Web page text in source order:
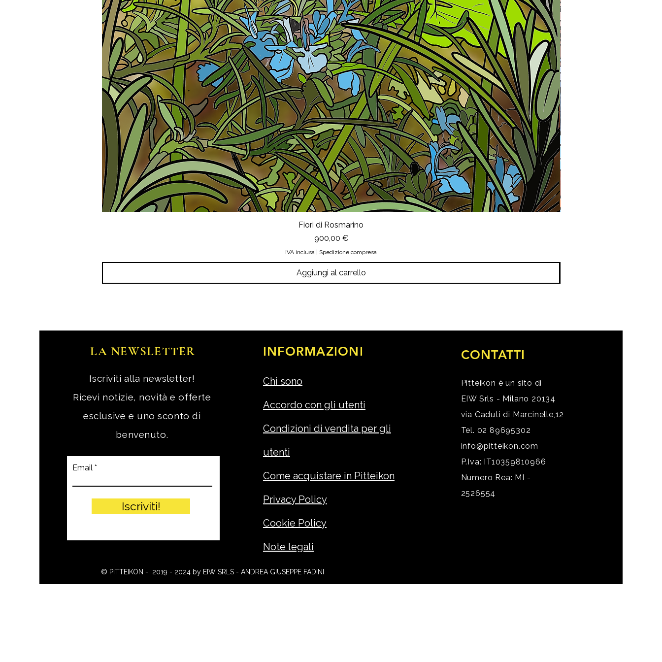
Fiori di Rosmarino
Prezzo
900,00 €
IVA inclusa Spedizione compresa
Aggiungi al carrello
LA NEWSLETTER
Iscriviti alla newsletter!
Ricevi notizie, novità e offerte
esclusive e uno sconto di
benvenuto.
Email
Iscriviti!
INFORMAZIONI
Chi sono
Accordo con gli utenti
Condizioni di vendita per gli
utenti
Come acquistare in Pitteikon
Privacy Policy
Cookie Policy
Note legali
CONTATTI
Pitteikon è un sito di
EIW Srls - Milano 20134
via Caduti di Marcinelle,12
Tel. 02 89695302
info@pitteikon.com
P.Iva: IT10359810966
Numero Rea: MI -
2526554
© PITTEIKON - 2019 - 2024 by EIW SRLS - ANDREA GIUSEPPE FADINI